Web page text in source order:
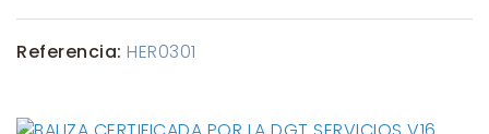
Referencia: HER0301